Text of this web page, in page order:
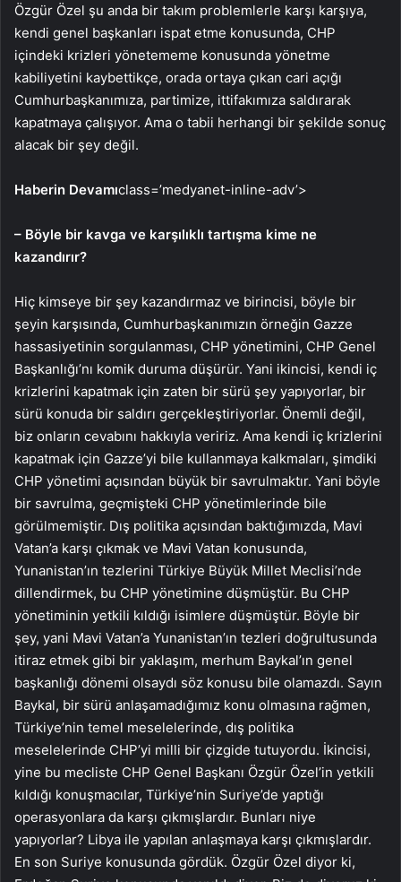
Özgür Özel şu anda bir takım problemlerle karşı karşıya,
kendi genel başkanları ispat etme konusunda, CHP
içindeki krizleri yönetememe konusunda yönetme
kabiliyetini kaybettikçe, orada ortaya çıkan cari açığı
Cumhurbaşkanımıza, partimize, ittifakımıza saldırarak
kapatmaya çalışıyor. Ama o tabii herhangi bir şekilde sonuç
alacak bir şey değil.
Haberin Devamıclass=’medyanet-inline-adv’>
– Böyle bir kavga ve karşılıklı tartışma kime ne
kazandırır?
Hiç kimseye bir şey kazandırmaz ve birincisi, böyle bir
şeyin karşısında, Cumhurbaşkanımızın örneğin Gazze
hassasiyetinin sorgulanması, CHP yönetimini, CHP Genel
Başkanlığı’nı komik duruma düşürür. Yani ikincisi, kendi iç
krizlerini kapatmak için zaten bir sürü şey yapıyorlar, bir
sürü konuda bir saldırı gerçekleştiriyorlar. Önemli değil,
biz onların cevabını hakkıyla veririz. Ama kendi iç krizlerini
kapatmak için Gazze’yi bile kullanmaya kalkmaları, şimdiki
CHP yönetimi açısından büyük bir savrulmaktır. Yani böyle
bir savrulma, geçmişteki CHP yönetimlerinde bile
görülmemiştir. Dış politika açısından baktığımızda, Mavi
Vatan’a karşı çıkmak ve Mavi Vatan konusunda,
Yunanistan’ın tezlerini Türkiye Büyük Millet Meclisi’nde
dillendirmek, bu CHP yönetimine düşmüştür. Bu CHP
yönetiminin yetkili kıldığı isimlere düşmüştür. Böyle bir
şey, yani Mavi Vatan’a Yunanistan’ın tezleri doğrultusunda
itiraz etmek gibi bir yaklaşım, merhum Baykal’ın genel
başkanlığı dönemi olsaydı söz konusu bile olamazdı. Sayın
Baykal, bir sürü anlaşamadığımız konu olmasına rağmen,
Türkiye’nin temel meselelerinde, dış politika
meselelerinde CHP’yi milli bir çizgide tutuyordu. İkincisi,
yine bu mecliste CHP Genel Başkanı Özgür Özel’in yetkili
kıldığı konuşmacılar, Türkiye’nin Suriye’de yaptığı
operasyonlara da karşı çıkmışlardır. Bunları niye
yapıyorlar? Libya ile yapılan anlaşmaya karşı çıkmışlardır.
En son Suriye konusunda gördük. Özgür Özel diyor ki,